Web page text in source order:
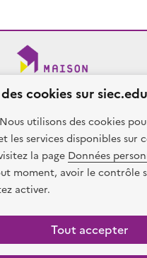
cookies sur
utilisons des cookies
les services disponibles sur
la page Données
moment, avoir le contrôle
activer.
Tout accepter
des examens
Créteil, Paris et Versailles
Renan
CEDEX
x instagram